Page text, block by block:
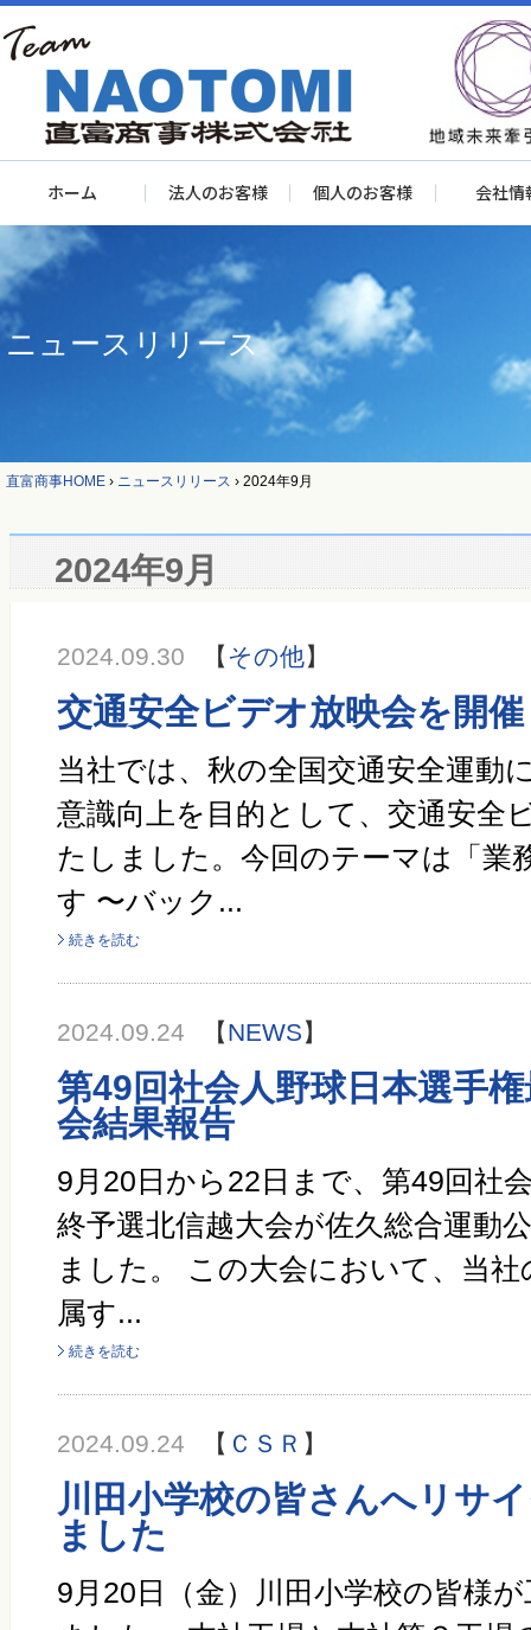
ホーム 法人のお客様 個人のお客様 会社情
ニュースリリース
直富商事HOME › ニュースリリース › 2024年9月
2024年9月
2024.09.30 【その他】
交通安全ビデオ放映会を開催
当社では、秋の全国交通安全運動
意識向上を目的として、交通安全
たしました。今回のテーマは「業
す 〜バック...
続きを読む
2024.09.24 【NEWS】
第49回社会人野球日本選手
会結果報告
9月20日から22日まで、第49回社
終予選北信越大会が佐久総合運動
ました。 この大会において、当
属す...
続きを読む
2024.09.24 【 ＣＳＲ 】
川田小学校の皆さんへリサ
ました
9月20日（金）川田小学校の皆様